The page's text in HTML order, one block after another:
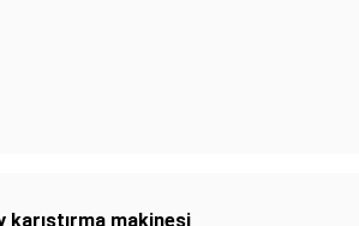
karıştırma makinesi